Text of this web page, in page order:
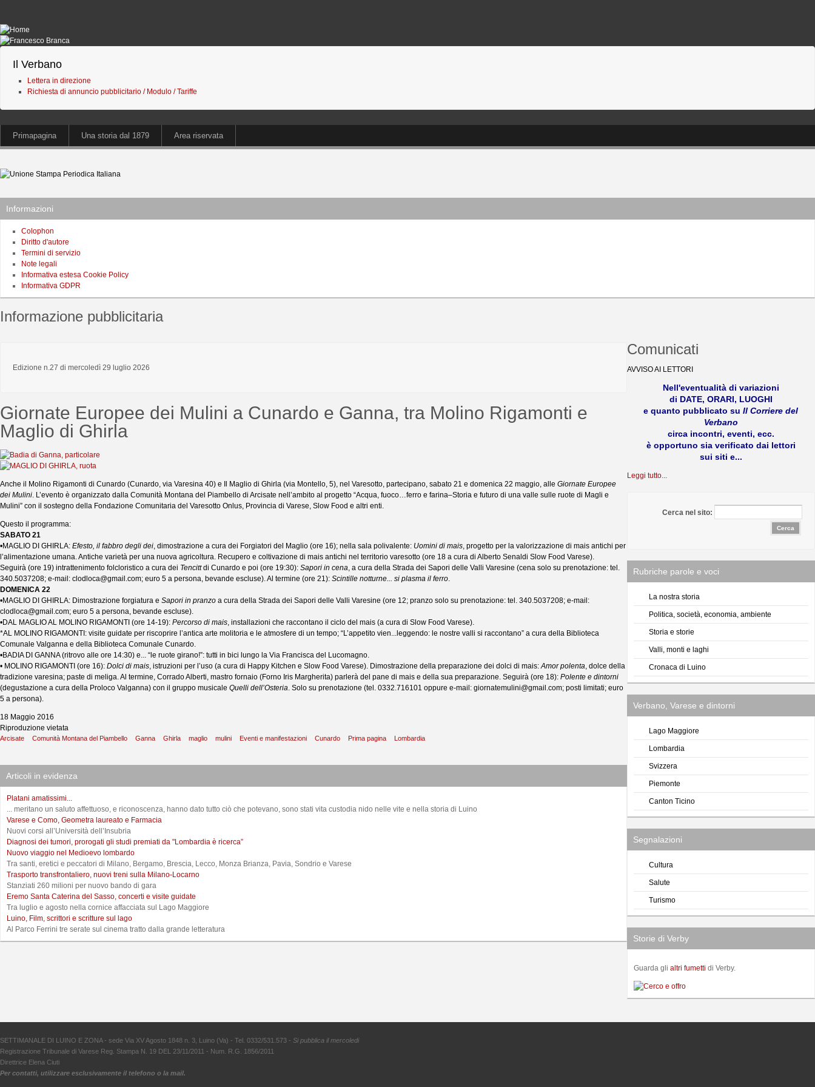
Il Verbano
Lettera in direzione
Richiesta di annuncio pubblicitario / Modulo / Tariffe
Primapagina Una storia dal 1879 Area riservata
Informazioni
Colophon
Diritto d'autore
Termini di servizio
Note legali
Informativa estesa Cookie Policy
Informativa GDPR
Informazione pubblicitaria
Edizione n.27 di mercoledì 29 luglio 2026
Giornate Europee dei Mulini a Cunardo e Ganna, tra Molino Rigamonti e
Maglio di Ghirla
Anche il Molino Rigamonti di Cunardo (Cunardo, via Varesina 40) e Il Maglio di Ghirla (via Montello, 5), nel Varesotto, partecipano, sabato 21 e domenica 22 maggio, alle Giornate Europee
dei Mulini. L’evento è organizzato dalla Comunità Montana del Piambello di Arcisate nell’ambito al progetto “Acqua, fuoco…ferro e farina–Storia e futuro di una valle sulle ruote di Magli e
Mulini” con il sostegno della Fondazione Comunitaria del Varesotto Onlus, Provincia di Varese, Slow Food e altri enti.
Questo il programma:
SABATO 21
•MAGLIO DI GHIRLA: Efesto, il fabbro degli dei, dimostrazione a cura dei Forgiatori del Maglio (ore 16); nella sala polivalente: Uomini di mais, progetto per la valorizzazione di mais antichi per
l’alimentazione umana. Antiche varietà per una nuova agricoltura. Recupero e coltivazione di mais antichi nel territorio varesotto (ore 18 a cura di Alberto Senaldi Slow Food Varese).
Seguirà (ore 19) intrattenimento folcloristico a cura dei Tencittdi Cunardo e poi (ore 19:30): Sapori in cena, a cura della Strada dei Sapori delle Valli Varesine (cena solo su prenotazione: tel.
340.5037208; e-mail: clodloca@gmail.com; euro 5 a persona, bevande escluse). Al termine (ore 21): Scintille notturne... si plasma il ferro.
DOMENICA 22
•MAGLIO DI GHIRLA: Dimostrazione forgiatura e Sapori in pranzo a cura della Strada dei Sapori delle Valli Varesine (ore 12; pranzo solo su prenotazione: tel. 340.5037208; e-mail:
clodloca@gmail.com; euro 5 a persona, bevande escluse).
•DAL MAGLIO AL MOLINO RIGAMONTI (ore 14-19): Percorso di mais, installazioni che raccontano il ciclo del mais (a cura di Slow Food Varese).
*AL MOLINO RIGAMONTI: visite guidate per riscoprire l’antica arte molitoria e le atmosfere di un tempo; “L’appetito vien...leggendo: le nostre valli si raccontano” a cura della Biblioteca
Comunale Valganna e della Biblioteca Comunale Cunardo.
•BADIA DI GANNA (ritrovo alle ore 14:30) e... “le ruote girano!”: tutti in bici lungo la Via Francisca del Lucomagno.
• MOLINO RIGAMONTI (ore 16): Dolci di mais, istruzioni per l’uso (a cura di Happy Kitchen e Slow Food Varese). Dimostrazione della preparazione dei dolci di mais:Amor polenta, dolce della
tradizione varesina; paste di meliga. Al termine, Corrado Alberti, mastro fornaio (Forno Iris Margherita) parlerà del pane di mais e della sua preparazione. Seguirà (ore 18): Polente e dintorni
(degustazione a cura della Proloco Valganna) con il gruppo musicale Quelli dell’Osteria. Solo su prenotazione (tel. 0332.716101 oppure e-mail: giornatemulini@gmail.com; posti limitati; euro
5 a persona).
18 Maggio 2016
Riproduzione vietata
Arcisate Comunità Montana del Piambello Ganna Ghirla maglio mulini Eventi e manifestazioni Cunardo Prima pagina Lombardia
Articoli in evidenza
Platani amatissimi...
... meritano un saluto affettuoso, e riconoscenza, hanno dato tutto ciò che potevano, sono stati vita custodia nido nelle vite e nella storia di Luino
Varese e Como, Geometra laureato e Farmacia
Nuovi corsi all’Università dell’Insubria
Diagnosi dei tumori, prorogati gli studi premiati da "Lombardia è ricerca”
Nuovo viaggio nel Medioevo lombardo
Tra santi, eretici e peccatori di Milano, Bergamo, Brescia, Lecco, Monza Brianza, Pavia, Sondrio e Varese
Trasporto transfrontaliero, nuovi treni sulla Milano-Locarno
Stanziati 260 milioni per nuovo bando di gara
Eremo Santa Caterina del Sasso, concerti e visite guidate
Tra luglio e agosto nella cornice affacciata sul Lago Maggiore
Luino, Film, scrittori e scritture sul lago
Al Parco Ferrini tre serate sul cinema tratto dalla grande letteratura
Comunicati
AVVISO AI LETTORI
Nell'eventualità di variazioni
di DATE, ORARI, LUOGHI
e quanto pubblicato suIl Corriere del
Verbano
circa incontri, eventi, ecc.
è opportuno sia verificato dai lettori
sui siti e...
Leggi tutto...
Cerca nel sito:
Rubriche parole e voci
La nostra storia
Politica, società, economia, ambiente
Storia e storie
Valli, monti e laghi
Cronaca di Luino
Verbano, Varese e dintorni
Lago Maggiore
Lombardia
Svizzera
Piemonte
Canton Ticino
Segnalazioni
Cultura
Salute
Turismo
Storie di Verby
Guarda gli altri fumetti di Verby.
SETTIMANALE DI LUINO E ZONA - sede Via XV Agosto 1848 n. 3, Luino (Va) - Tel. 0332/531.573 - Si pubblica il mercoledi
Registrazione Tribunale di Varese Reg. Stampa N. 19 DEL 23/11/2011 - Num. R.G. 1856/2011
Direttrice Elena Ciuti
Per contatti, utilizzare esclusivamente il telefono o la mail.